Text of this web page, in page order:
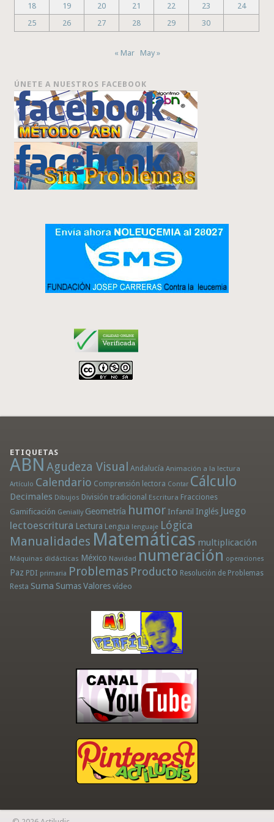
18
19 20 21 22 23
24
25
26 27 28 29 30
« Mar May »
ÚNETE A NUESTROS FACEBOOK
ETIQUETAS
ABN Agudeza Visual Andalucía Animación a la lectura
Artículo Calendario Comprensión lectora Contar Cálculo
Decimales Dibujos División tradicional Escritura Fracciones
Gamificación Genially Geometría humor Infantil Inglés Juego
lectoescritura Lectura Lengua lenguaje Lógica
Manualidades Matemáticas multiplicación
Máquinas didácticas México Navidad numeración operaciones
Paz PDI primaria Problemas Producto Resolución de Problemas
Resta Suma Sumas Valores vídeo